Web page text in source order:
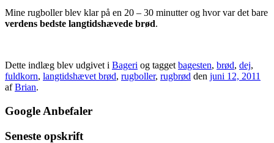
Mine rugboller blev klar på en 20 – 30 minutter og hvor var det bare
verdens bedste langtidshævede brød.
Dette indlæg blev udgivet i Bageri og taggetbagesten, brød, dej,
fuldkorn, langtidshævet brød, rugboller, rugbrød den juni 12, 2011
afBrian.
Google Anbefaler
Seneste opskrift